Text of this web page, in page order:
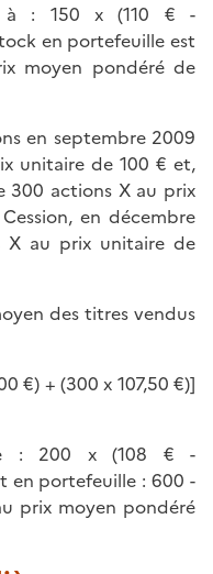
à : 150 x (110 € -
en portefeuille est
moyen pondéré de
en septembre 2009
unitaire de 100 € et,
300 actions X au prix
en décembre
X au prix unitaire de
des titres vendus
€) + (300 x 107,50 €)]
: 200 x (108 € -
en portefeuille : 600 -
prix moyen pondéré